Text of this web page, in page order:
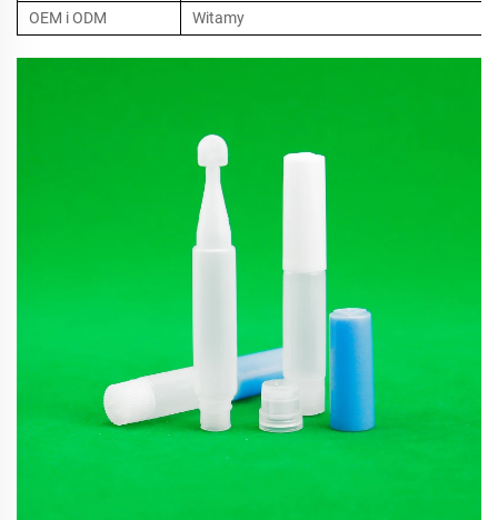
OEM i ODM
Witamy